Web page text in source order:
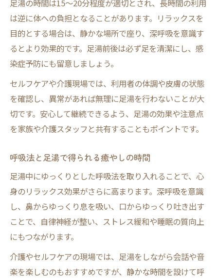
足湯の時間は15〜20分程度が適切とされ、長時間の利用
は逆に体への負担となることがあります。リラックスを
目的とする場合は、静かな場所で座り、深呼吸を意識す
るとより効果的です。足湯前後は必ず足を清潔にし、感
染症予防にも留意しましょう。
セルフケアや介護現場では、利用者の体調や皮膚の状態
を確認し、異常があれば無理に足湯を行わないことが大
切です。安心して継続できるよう、足湯の効果や注意点
を家族や介護スタッフと共有することもポイントです。
呼吸法と足湯で得られる癒やしの時間
足湯中にゆっくりとした呼吸法を取り入れることで、心
身のリラックス効果がさらに高まります。深呼吸を意識
し、鼻からゆっくり息を吸い、口からゆっくり吐き出す
ことで、自律神経が整い、ストレス緩和や睡眠の質向上
にもつながります。
介護やセルフケアの現場では、足湯をしながら会話や音
楽を楽しむのもおすすめですが、静かな時間を設けて呼